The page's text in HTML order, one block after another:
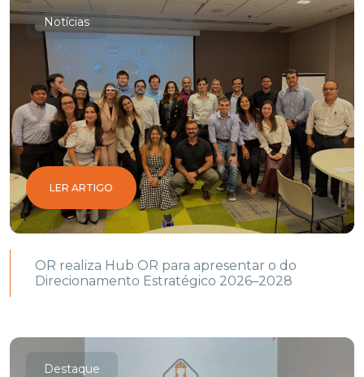
Notícias
LER ARTIGO
OR realiza Hub OR para apresentar o do
Direcionamento Estratégico 2026–2028
Destaque